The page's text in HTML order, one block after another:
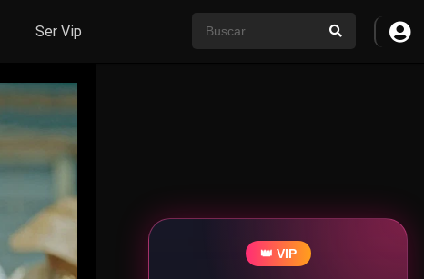
Ser Vip
👑 VIP